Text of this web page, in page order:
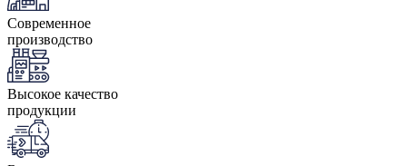
Современное
производство
Высокое качество
продукции